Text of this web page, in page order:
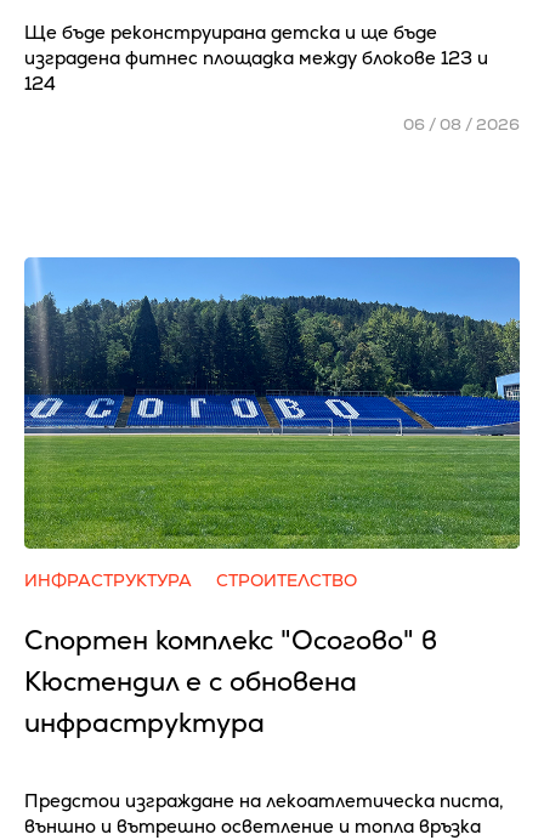
Ще бъде реконструирана детска и ще бъде
изградена фитнес площадка между блокове 123 и
124
06 / 08 / 2026
ИНФРАСТРУКТУРА СТРОИТЕЛСТВО
Спортен комплекс "Осогово" в
Кюстендил е с обновена
инфраструктура
Предстои изграждане на лекоатлетическа писта,
външно и вътрешно осветление и топла връзка